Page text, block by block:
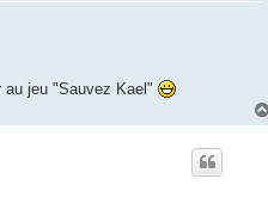
au jeu "Sauvez Kael"